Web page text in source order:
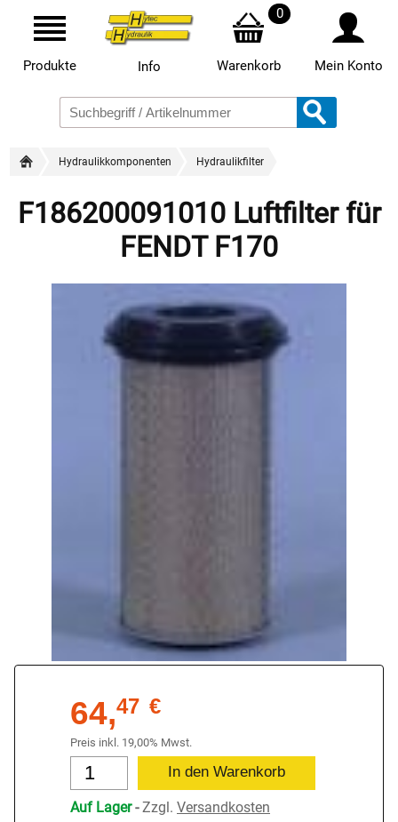
Produkte Info
0
Warenkorb Mein Konto
Hydraulikkomponenten Hydraulikfilter
F186200091010 Luftfilter für
FENDT F170
64,47 €
Preis inkl. 19,00% Mwst.
Auf Lager-Zzgl. Versandkosten